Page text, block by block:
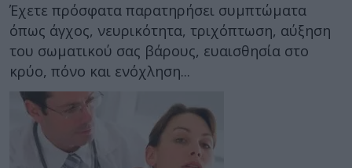
Έχετε πρόσφατα παρατηρήσει συμπτώματα
όπως άγχος, νευρικότητα, τριχόπτωση, αύξηση
του σωματικού σας βάρους, ευαισθησία στο
κρύο, πόνο και ενόχληση...